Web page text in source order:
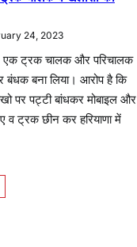
24, 2023
ने एक ट्रक चालक और परिचालक
बंधक बना लिया। आरोप है कि
पर पट्टी बांधकर मोबाइल और
व ट्रक छीन कर हरियाणा में